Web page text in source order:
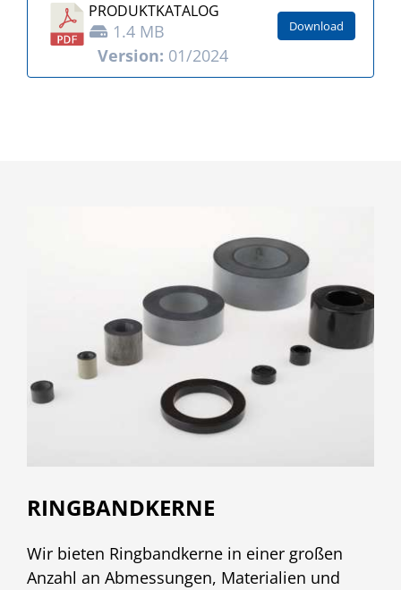
PRODUKT­KATALOG
1.4 MB
Version: 01/2024
Download
RINGBANDKERNE
Wir bieten Ringbandkerne in einer großen
Anzahl an Abmessungen, Materialien und